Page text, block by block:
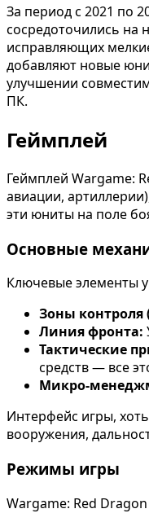
За период с 2021 по
сосредоточились на
исправляющих
добавляют новые
улучшении
ПК.
Геймплей
Геймплей Wargame:
авиации,
эти юниты на поле
Основные
Ключевые элементы
Зоны контроля
Линия фронта:
Тактические
средств — все
Микро-
Интерфейс игры,
вооружения,
Режимы игры
Wargame: Red